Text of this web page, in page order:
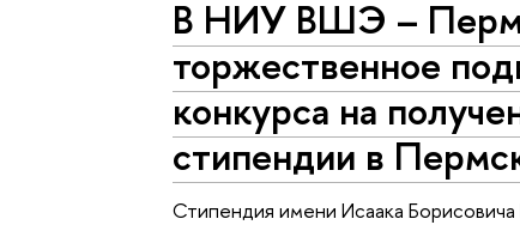
В НИУ ВШЭ –
торжественное
конкурса на
стипендии в
Стипендия имени Исаака